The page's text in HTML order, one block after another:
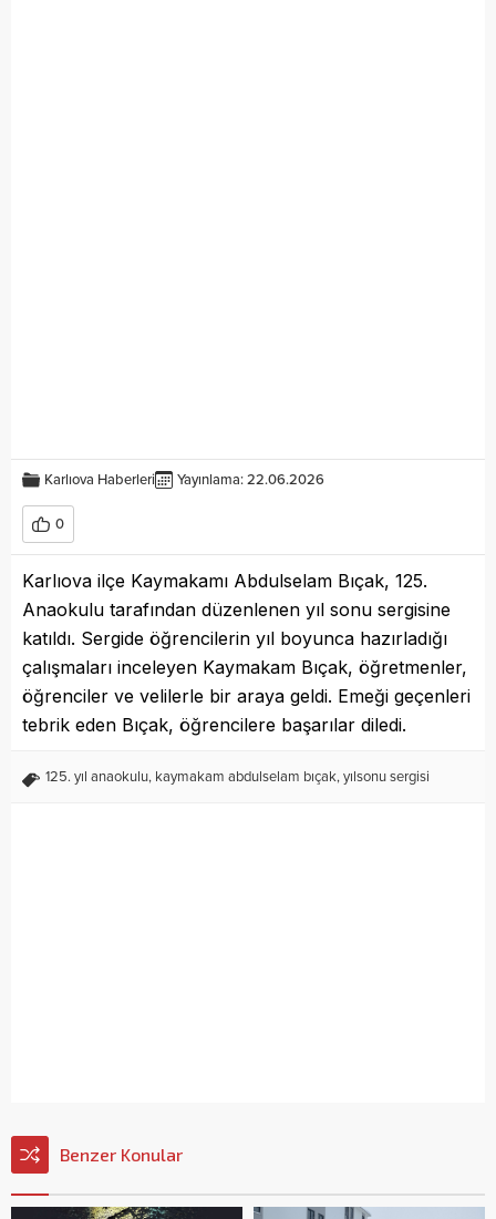
Karlıova Haberleri Yayınlama: 22.06.2026
0
Karlıova ilçe Kaymakamı Abdulselam Bıçak, 125.
Anaokulu tarafından düzenlenen yıl sonu sergisine
katıldı. Sergide öğrencilerin yıl boyunca hazırladığı
çalışmaları inceleyen Kaymakam Bıçak, öğretmenler,
öğrenciler ve velilerle bir araya geldi. Emeği geçenleri
tebrik eden Bıçak, öğrencilere başarılar diledi.
125. yıl anaokulu, kaymakam abdulselam bıçak,yılsonu sergisi
Benzer Konular